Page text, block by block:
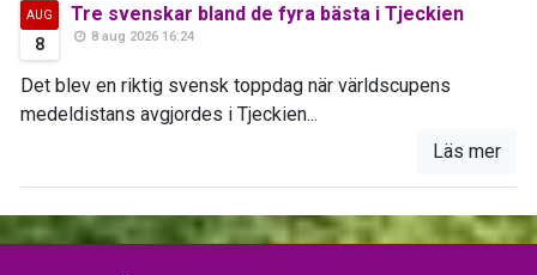
AUG
8
Tre svenskar bland de fyra bästa i Tjeckien
8 aug 2026 16:24
Det blev en riktig svensk toppdag när världscupens
medeldistans avgjordes i Tjeckien...
Läs mer